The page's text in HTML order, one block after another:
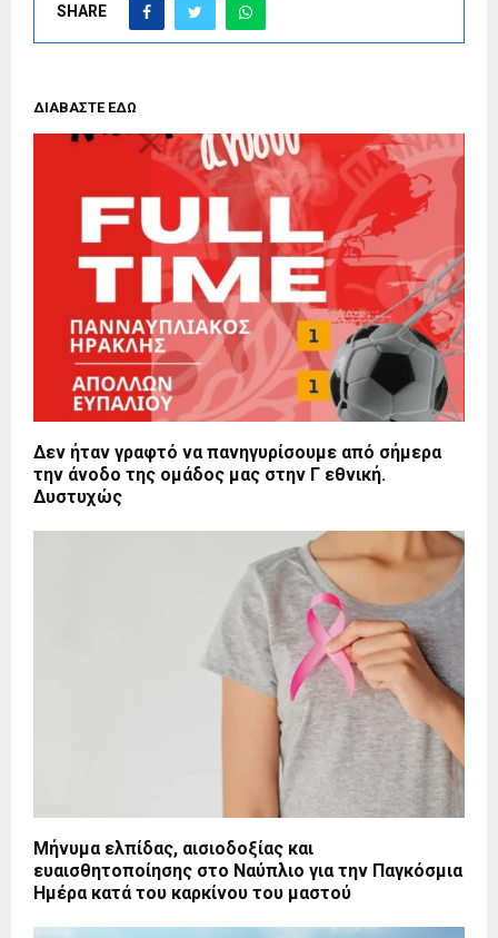
SHARE
ΔΙΑΒΑΣΤΕ ΕΔΩ
Δεν ήταν γραφτό να πανηγυρίσουμε από σήμερα
την άνοδο της ομάδος μας στην Γ εθνική.
Δυστυχώς
Μήνυμα ελπίδας, αισιοδοξίας και
ευαισθητοποίησης στο Ναύπλιο για την Παγκόσμια
Ημέρα κατά του καρκίνου του μαστού